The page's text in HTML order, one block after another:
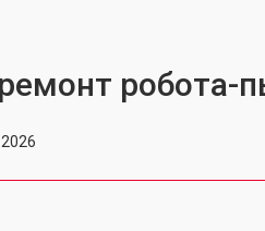
робота-